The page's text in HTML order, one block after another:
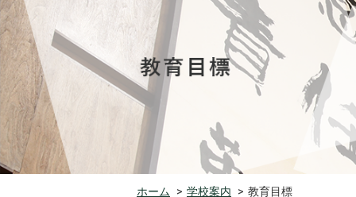
ホーム > 学校案内 > 教育目標